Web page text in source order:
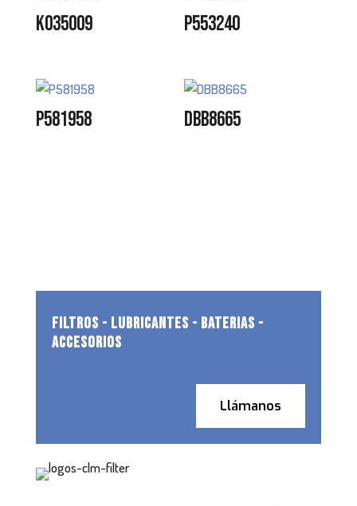
K035009 P553240
P581958 DBB8665
FILTROS - LUBRICANTES - BATERIAS -
ACCESORIOS
Llámanos